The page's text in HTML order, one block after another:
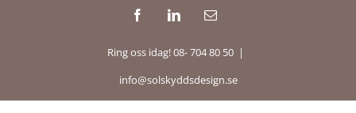
FacebookLinkedInE-
Ring oss idag! 08- 704 80 50 |
info@solskyddsdesign.se